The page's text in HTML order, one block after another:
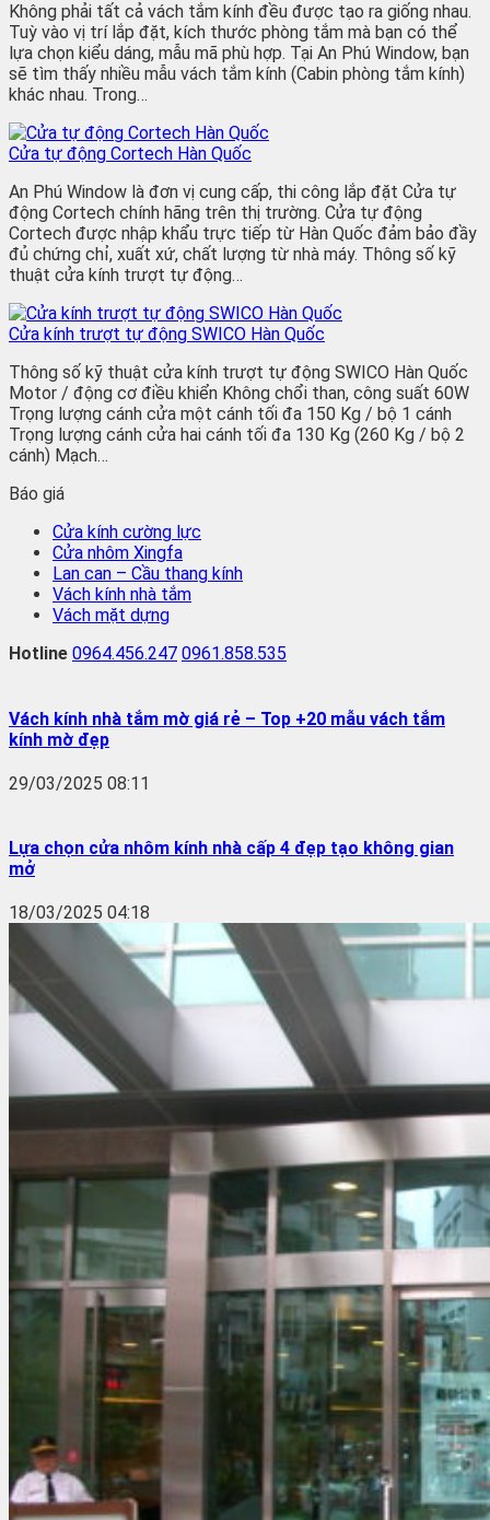
Không phải tất cả vách tắm kính đều được tạo ra giống nhau.
Tuỳ vào vị trí lắp đặt, kích thước phòng tắm mà bạn có thể
lựa chọn kiểu dáng, mẫu mã phù hợp. Tại An Phú Window, bạn
sẽ tìm thấy nhiều mẫu vách tắm kính (Cabin phòng tắm kính)
khác nhau. Trong…
Cửa tự động Cortech Hàn Quốc
An Phú Window là đơn vị cung cấp, thi công lắp đặt Cửa tự
động Cortech chính hãng trên thị trường. Cửa tự động
Cortech được nhập khẩu trực tiếp từ Hàn Quốc đảm bảo đầy
đủ chứng chỉ, xuất xứ, chất lượng từ nhà máy. Thông số kỹ
thuật cửa kính trượt tự động…
Cửa kính trượt tự động SWICO Hàn Quốc
Thông số kỹ thuật cửa kính trượt tự động SWICO Hàn Quốc
Motor / động cơ điều khiển Không chổi than, công suất 60W
Trọng lượng cánh cửa một cánh tối đa 150 Kg / bộ 1 cánh
Trọng lượng cánh cửa hai cánh tối đa 130 Kg (260 Kg / bộ 2
cánh) Mạch…
Báo giá
Cửa kính cường lực
Cửa nhôm Xingfa
Lan can – Cầu thang kính
Vách kính nhà tắm
Vách mặt dựng
Hotline 0964.456.247 0961.858.535
Vách kính nhà tắm mờ giá rẻ – Top +20 mẫu vách tắm
kính mờ đẹp
29/03/2025 08:11
Lựa chọn cửa nhôm kính nhà cấp 4 đẹp tạo không gian
mở
18/03/2025 04:18